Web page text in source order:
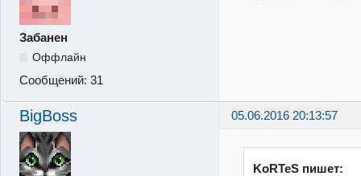
Забанен
Оффлайн
Сообщений: 31
BigBoss 05.06.2016 20:13:57
KoRTeS пишет: